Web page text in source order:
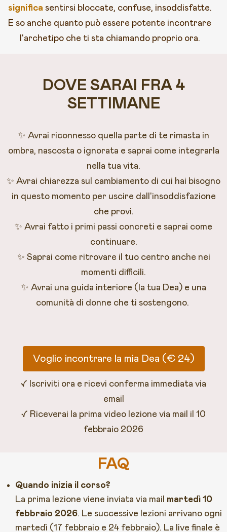
significa sentirsi bloccate, confuse, insoddisfatte.
E so anche quanto può essere potente incontrare
l'archetipo che ti sta chiamando proprio ora.
DOVE SARAI FRA 4
SETTIMANE
✨ Avrai riconnesso quella parte di te rimasta in
ombra, nascosta o ignorata e saprai come integrarla
nella tua vita.
✨ Avrai chiarezza sul cambiamento di cui hai bisogno
in questo momento per uscire dall'insoddisfazione
che provi.
✨ Avrai fatto i primi passi concreti e saprai come
continuare.
✨ Saprai come ritrovare il tuo centro anche nei
momenti difficili.
✨ Avrai una guida interiore (la tua Dea) e una
comunità di donne che ti sostengono.
Voglio incontrare la mia Dea (€ 24)
✓ Iscriviti ora e ricevi conferma immediata via
email
✓ Riceverai la prima video lezione via mail il 10
febbraio 2026
FAQ
Quando inizia il corso?
La prima lezione viene inviata via mail martedì 10
febbraio 2026. Le successive lezioni arrivano ogni
martedì (17 febbraio e 24 febbraio). La live finale è